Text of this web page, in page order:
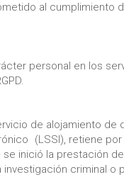
al cumplimiento
personal en los
de alojamiento
(LSSI), retiene
inició la prestación
criminal